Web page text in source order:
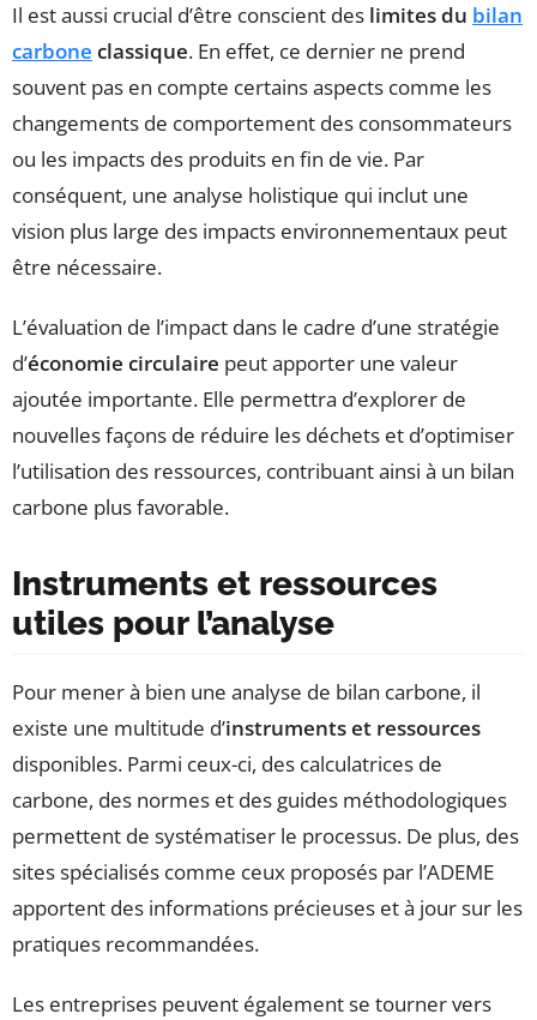
Il est aussi crucial d’être conscient des limites du bilan
carbone classique. En effet, ce dernier ne prend
souvent pas en compte certains aspects comme les
changements de comportement des consommateurs
ou les impacts des produits en fin de vie. Par
conséquent, une analyse holistique qui inclut une
vision plus large des impacts environnementaux peut
être nécessaire.
L’évaluation de l’impact dans le cadre d’une stratégie
d’économie circulaire peut apporter une valeur
ajoutée importante. Elle permettra d’explorer de
nouvelles façons de réduire les déchets et d’optimiser
l’utilisation des ressources, contribuant ainsi à un bilan
carbone plus favorable.
Instruments et ressources
utiles pour l’analyse
Pour mener à bien une analyse de bilan carbone, il
existe une multitude d’instruments et ressources
disponibles. Parmi ceux-ci, des calculatrices de
carbone, des normes et des guides méthodologiques
permettent de systématiser le processus. De plus, des
sites spécialisés comme ceux proposés par l’ADEME
apportent des informations précieuses et à jour sur les
pratiques recommandées.
Les entreprises peuvent également se tourner vers